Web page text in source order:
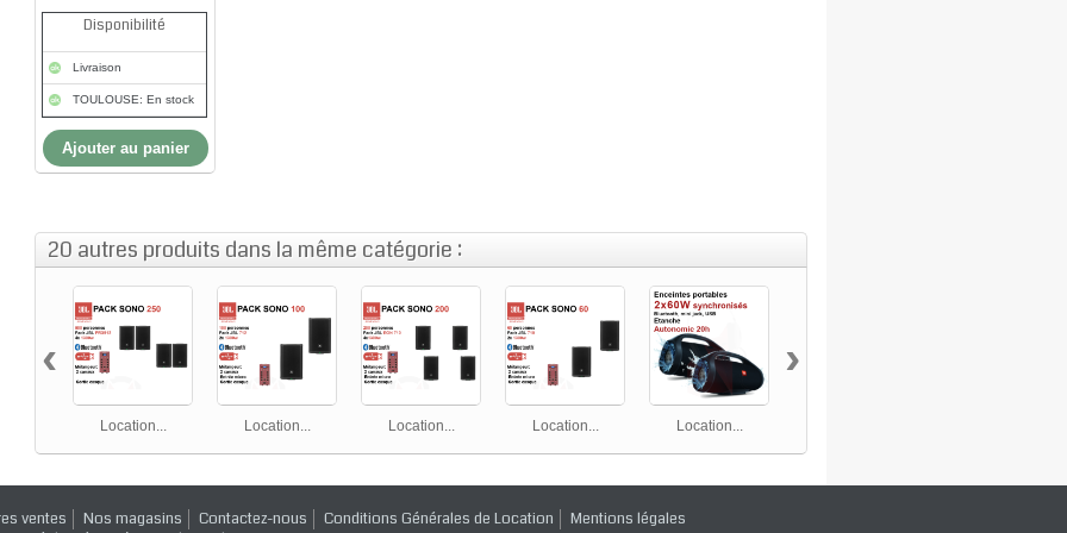
Disponibilité
Livraison
TOULOUSE: En stock
Ajouter au panier
20 autres produits dans la même catégorie :
Location... Location... Location... Location... Location...
‹ ›
ventes Nos magasins Contactez-nous Conditions Générales de Location
Mentions légales